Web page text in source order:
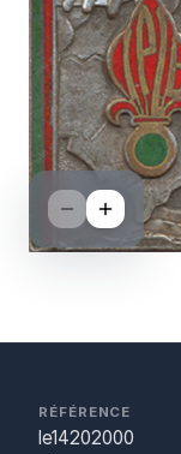
RÉFÉRENCE
le14202000